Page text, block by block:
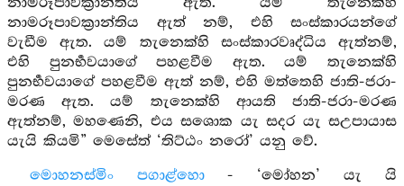
නාමරූපාවක්‍රාන්තිය ඇත් නම්, එහි සංස්කාරයන්ගේ
වැඩීම ඇත. යම් තැනෙක්හි සංස්කාරවෘද්ධිය ඇත්නම්,
එහි පුනර්‍භවයාගේ පහළවීම ඇත. යම් තැනෙක්හි
පුනර්‍භවයාගේ පහළවීම ඇත් නම්, එහි මත්තෙහි ජාති-ජරා-
මරණ ඇත. යම් තැනෙක්හි ආයති ජාති-ජරා-මරණ
ඇත්නම්, මහණෙනි, එය සශොක යැ සදර යැ සඋපායාස
යැයි කියමි” මෙසේත් ‘තිට්ඨං නරෝ’ යනු වේ.
මොහනස්මිං පගාළ්හො- ‘මෝහන’ යැ යි